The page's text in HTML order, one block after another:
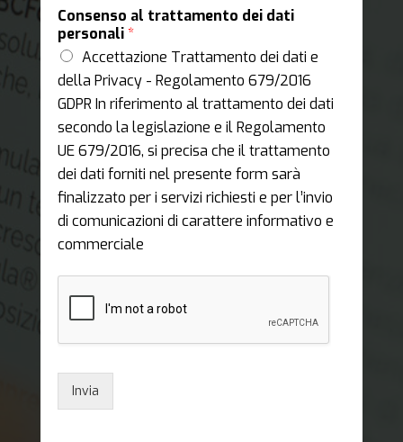
Consenso al trattamento dei dati
personali*
Accettazione Trattamento dei dati e
della Privacy - Regolamento 679/2016
GDPR In riferimento al trattamento dei dati
secondo la legislazione e il Regolamento
UE 679/2016, si precisa che il trattamento
dei dati forniti nel presente form sarà
finalizzato per i servizi richiesti e per l’invio
di comunicazioni di carattere informativo e
commerciale
Invia